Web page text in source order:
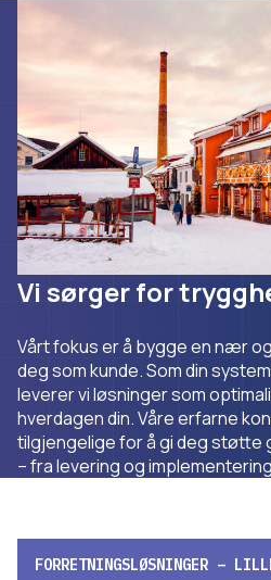
Vi sørger for
Vårt fokus er å bygge en nær
deg som kunde. Som din
leverer vi løsninger som
hverdagen din. Våre erfarne
tilgjengelige for å gi deg støtte
– fra levering og
FORRETNINGSLØSNINGER –